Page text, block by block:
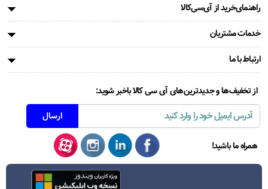
راهنمای‌خرید از آی‌سی‌کالا
خدمات مشتریان
ارتباط با ما
از تخفیف‌ها و جدیدترین‌های آی سی کالا باخبر شوید:
همراه ما باشید!